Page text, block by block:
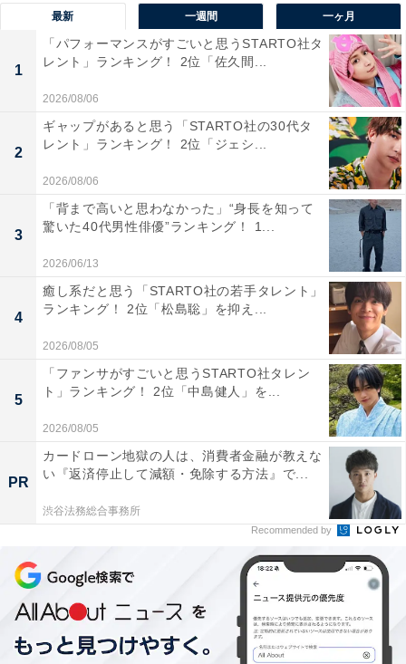
のアクセスに便利なため通勤通学にも人気の路線です。
沿線には三軒茶屋や二子玉川といったおしゃれな街や、
たまプラーザ駅やあざみ野駅の周辺には高級住宅街が多
回答者からは「高級住宅街の街が多いため（40代男性／
神奈川県）」「田園都市というとお金持ちが多く住んで
いる印象を受けます（50代女性／長野県）」「お金持ち
のイメージがあるためです（40代男性／山梨県）」など
※回答者からのコメントは原文ママです
＞10位までの全ランキング結果を見る
この記事の筆者：児玉 友梨 プロフィール
1987年東京都生まれ。フリーライター。地方に移住し、
農業の傍ら地域の魅力や暮らしに役立つ情報を中心に寄
稿しています。
最新 一週間 一ヶ月
1
「パフォーマンスがすごいと思うSTARTO社タ
レント」ランキング！ 2位「佐久間...
2026/08/06
2
ギャップがあると思う「STARTO社の30代タ
レント」ランキング！ 2位「ジェシ...
2026/08/06
3
「背まで高いと思わなかった」“身長を知って
驚いた40代男性俳優”ランキング！ 1...
2026/06/13
4
癒し系だと思う「STARTO社の若手タレント」
ランキング！ 2位「松島聡」を抑え...
2026/08/05
5
「ファンサがすごいと思うSTARTO社タレン
ト」ランキング！ 2位「中島健人」を...
2026/08/05
PR
カードローン地獄の人は、消費者金融が教えな
い『返済停止して減額・免除する方法』で...
渋谷法務総合事務所
Recommended by